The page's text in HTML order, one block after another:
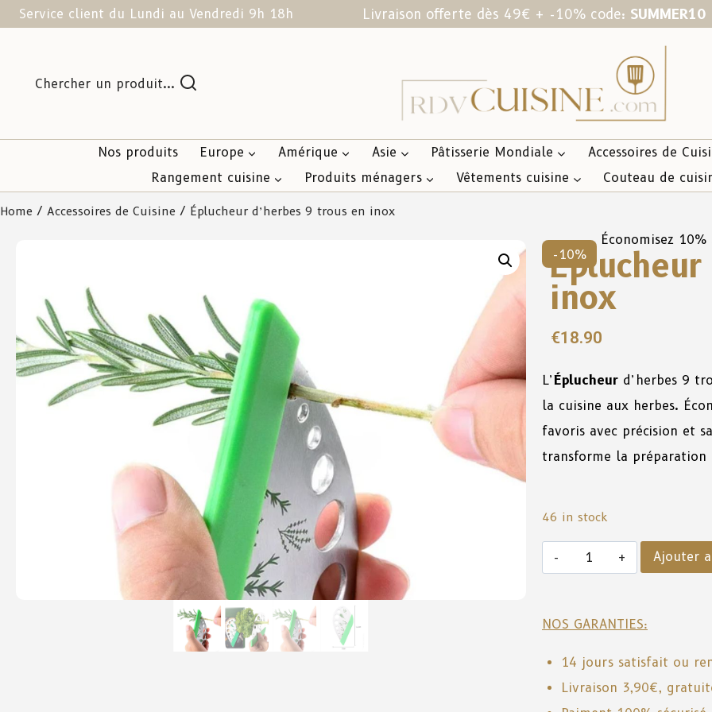
Service client du Lundi au Vendredi 9h 18h Livraison offerte dès 49€ + -10% code: SUMMER10
Chercher un produit...
Nos produits Europe Amérique Asie Pâtisserie Mondiale
Accessoires de
Rangement cuisine
Produits ménagers Vêtements cuisine Couteau de
Home / Accessoires de Cuisine / Éplucheur d’herbes 9 trous en inox
-10%
Économisez 10%
inox
€18.90
L’Éplucheur d’herbes 9
la cuisine aux herbes.
favoris avec précision et
transforme la préparation
46 in stock
Ajouter
NOS GARANTIES:
14 jours satisfait ou
Livraison 3,90€,